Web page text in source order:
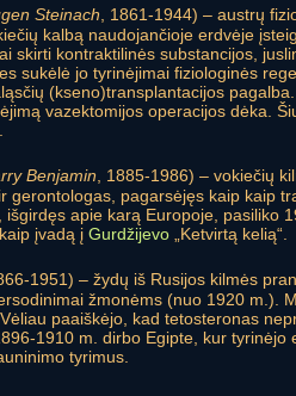
Steinach , 1861-1944) – austrų
kalbą naudojančioje erdvėje
skirti kontraktilinės substancijos,
sukėlė jo tyrinėjimai fiziologinės
(kseno)transplantacijos
vazektomijos operacijos dėka.
Benjamin , 1885-1986) – vokiečių
gerontologas, pagarsėjęs kaip kaip
išgirdęs apie karą Europoje, pasiliko
įvadą į Gurdžijevo „Ketvirtą kelią“.
1951) – žydų iš Rusijos kilmės
žmonėms (nuo 1920 m.).
paaiškėjo, kad tetosteronas
1910 m. dirbo Egipte, kur tyrinėjo
tyrimus.